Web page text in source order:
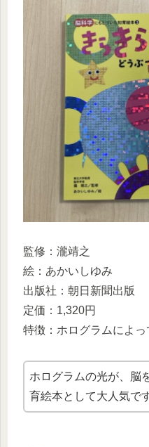
監修：瀧靖之
絵：あかいしゆみ
出版社：朝日新聞出版
定価：1,320円
特徴：ホログラムによ
ホログラムの光が、脳
育絵本として大人気です